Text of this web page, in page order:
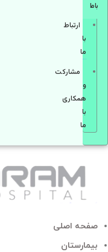
با ما
ارتباط
با
ما
مشاركت
و
همكاری
با
ما
صفحه اصلی
بيمارستان